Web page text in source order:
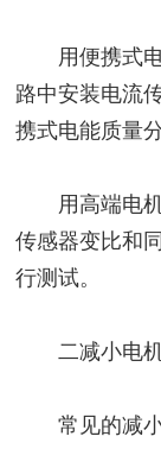
用便携式电
路中安装电流
携式电能质量
用高端电机
传感器变比和
行测试。
二减小电机
常见的减小